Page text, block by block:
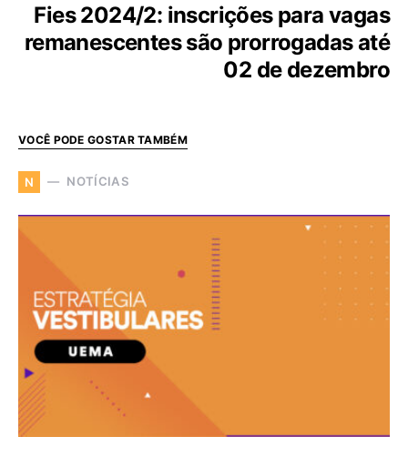
Fies 2024/2: inscrições para vagas
remanescentes são prorrogadas até
02 de dezembro
VOCÊ PODE GOSTAR TAMBÉM
N NOTÍCIAS